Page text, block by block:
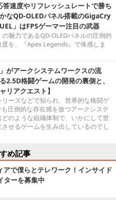
速度やリフレッシュレートで勝ち
なQD-OLEDパネル搭載のGigaCry
」はFPSゲーマー注目の武器
の魅力であるQD-OLEDパネルの圧倒的
を、『Apex Legends』で体感しま
がアークシステムワークスの流
2.5D格闘ゲームの開発の裏側と、
リアクエスト】
リーズなどで知られ、世界的な格闘ゲ
圧倒的な存在感を放つアークシステ
のような組織体制で、いかにして世
せるゲームを生み出しているのでし
め記事
アで僕らとテレワーク！インサイド
ターを募集中